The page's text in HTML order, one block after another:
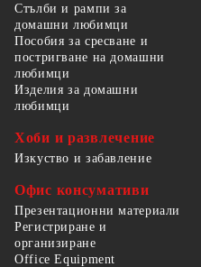
Стълби и рампи за
домашни любимци
Пособия за сресване и
постригване на домашни
любимци
Изделия за домашни
любимци
Хоби и развлечение
Изкуство и забавление
Офис консумативи
Презентационни материали
Регистриране и
организиране
Office Equipment